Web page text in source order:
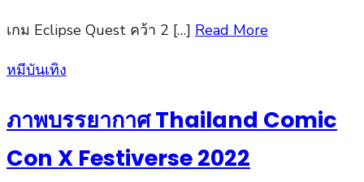
เกม Eclipse Quest คว้า 2 […] Read More
Posted
หมีบันเทิง
ภาพบรรยากาศ Thailand Comic
Con X Festiverse 2022